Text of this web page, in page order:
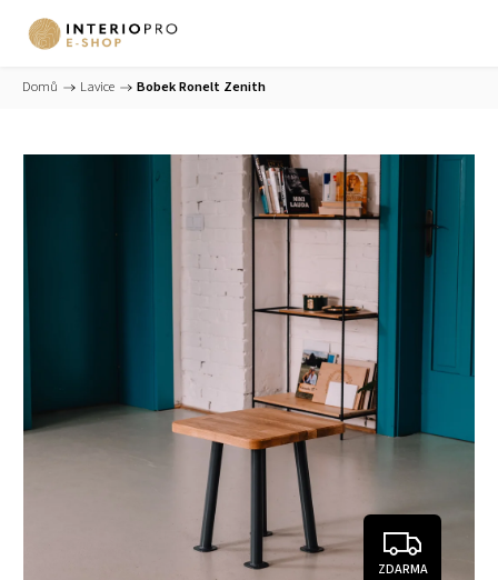
Domů / Lavice / Bobek Ronelt Zenith
ZDARMA